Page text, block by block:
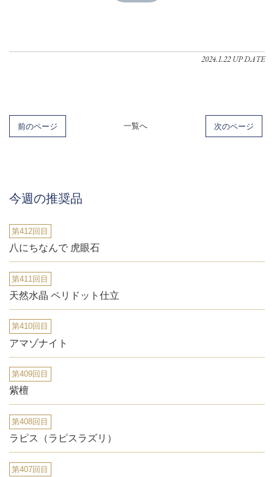
2024.1.22 UP DATE
前のページ 一覧へ 次のページ
今週の推奨品
第412回目
八にちなんで 虎眼石
第411回目
天然水晶 ペリドット仕立
第410回目
アマゾナイト
第409回目
紫檀
第408回目
ラピス（ラピスラズリ）
第407回目